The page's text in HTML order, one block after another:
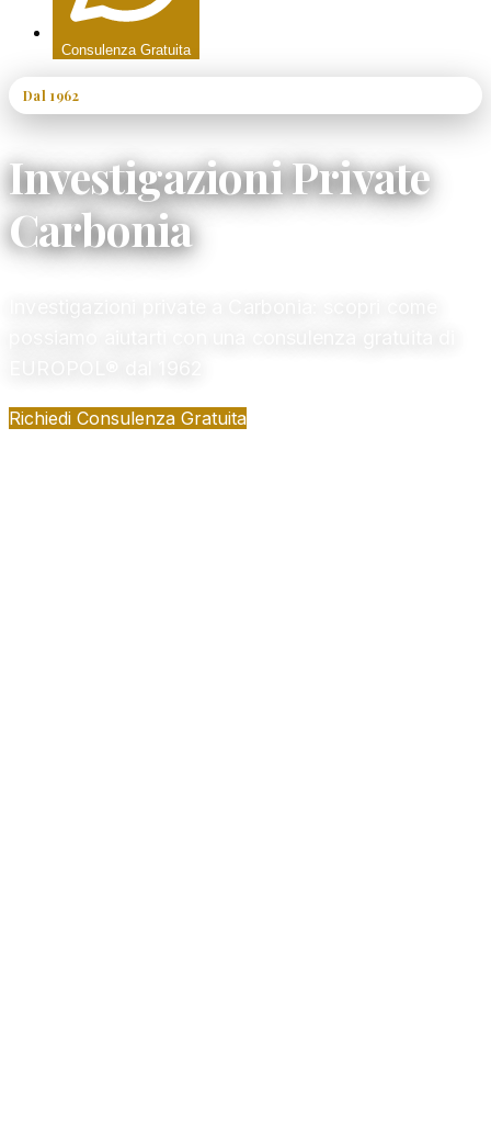
Consulenza Gratuita
Dal 1962
Investigazioni Private
Carbonia
Richiedi Consulenza Gratuita